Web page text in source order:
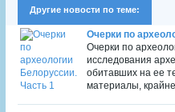
Другие новости по теме:
Очерки по
Очерки по
исследования
обитавших на ее
материалы,